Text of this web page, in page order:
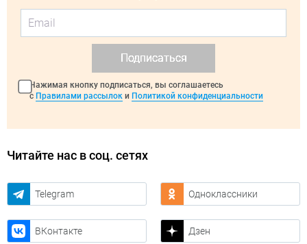
Подписаться
Нажимая кнопку подписаться, вы соглашаетесь
с Правилами рассылок и Политикой конфиденциальности
Читайте нас в соц. сетях
Telegram Одноклассники
ВКонтакте Дзен